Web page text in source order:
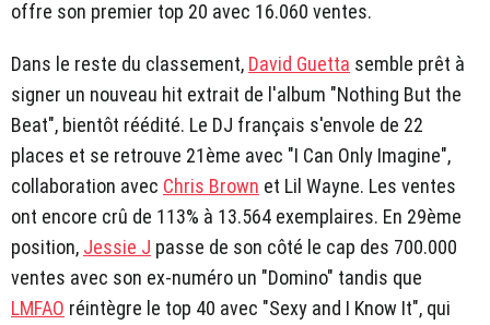
offre son premier top 20 avec 16.060 ventes.
Dans le reste du classement, David Guetta semble prêt à
signer un nouveau hit extrait de l'album "Nothing But the
Beat", bientôt réédité. Le DJ français s'envole de 22
places et se retrouve 21ème avec "I Can Only Imagine",
collaboration avec Chris Brown et Lil Wayne. Les ventes
ont encore crû de 113% à 13.564 exemplaires. En 29ème
position, Jessie J passe de son côté le cap des 700.000
ventes avec son ex-numéro un "Domino" tandis que
LMFAO réintègre le top 40 avec "Sexy and I Know It", qui